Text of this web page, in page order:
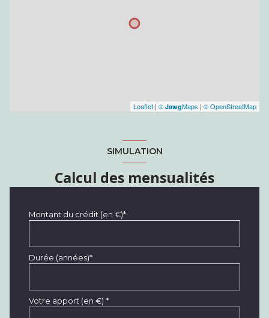
Leaflet | © JawgMaps | © OpenStreetMap
SIMULATION
Calcul des mensualités
Montant du crédit (en €)*
Durée (années)*
Votre apport (en €) *